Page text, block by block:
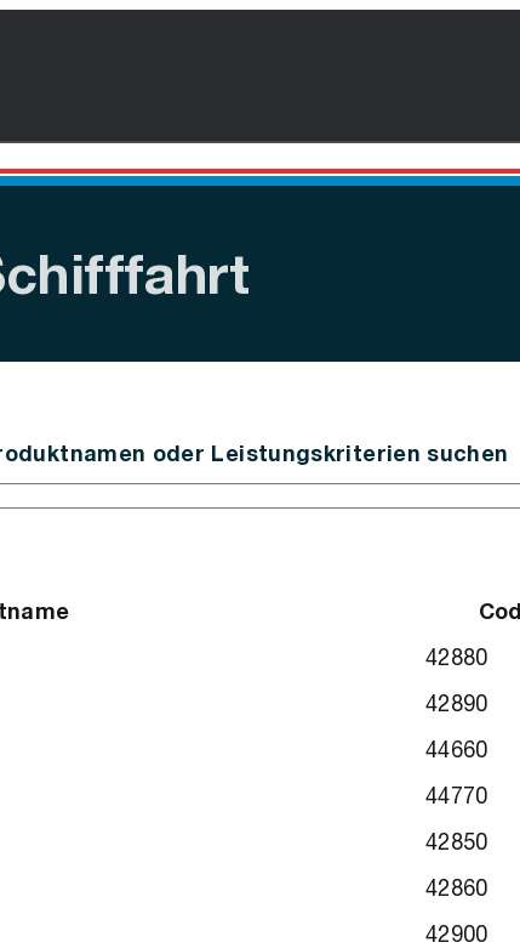
oder Leistungskriterien suchen
42880
42890
44660
44770
42850
42860
42900